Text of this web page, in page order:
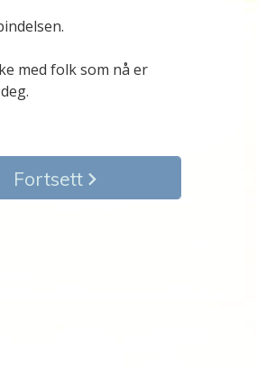
med folk som nå er
Fortsett